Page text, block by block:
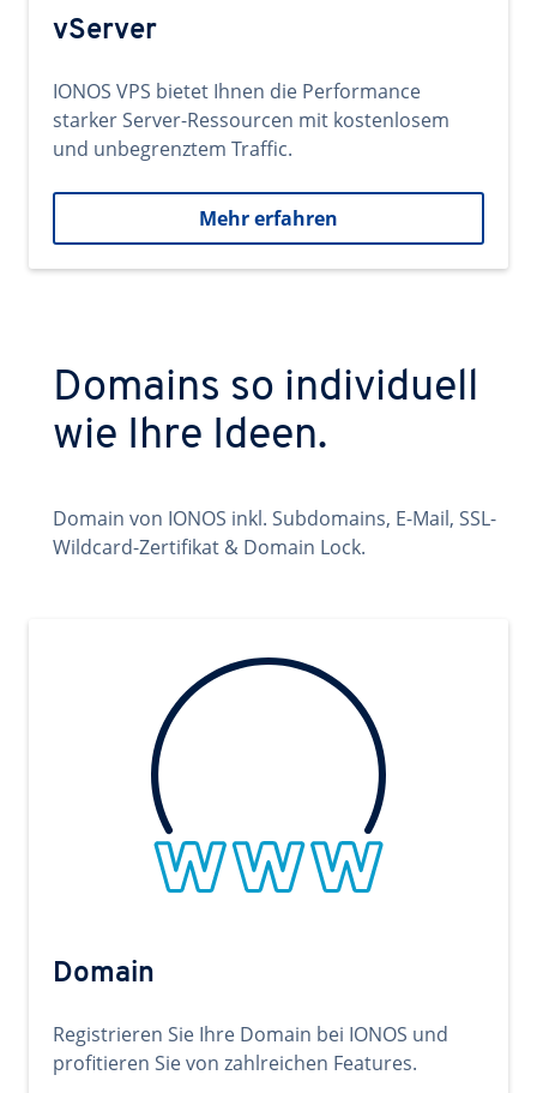
vServer
IONOS VPS bietet Ihnen die Performance
starker Server-Ressourcen mit kostenlosem
und unbegrenztem Traffic.
Mehr erfahren
Domains so individuell
wie Ihre Ideen.
Domain von IONOS inkl. Subdomains, E-Mail, SSL-
Wildcard-Zertifikat & Domain Lock.
Domain
Registrieren Sie Ihre Domain bei IONOS und
profitieren Sie von zahlreichen Features.